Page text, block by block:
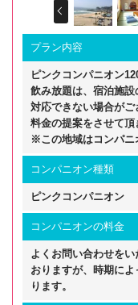
プラン内容
ピンクコンパニオン
飲み放題は、宿泊施
対応できない場合が
料金の提案をさせて頂
※この地域はコンパニ
コンパニオン種類
ピンクコンパニオン
コンパニオンの料金
よくお問い合わせを
おりますが、時期に
ります。